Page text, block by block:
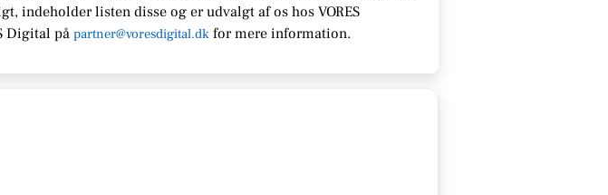
indeholder listen disse og er udvalgt af os hos VORES
Digital på partner@voresdigital.dk formere information.